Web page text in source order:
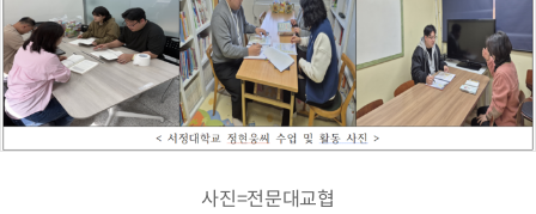
사진=전문대교협